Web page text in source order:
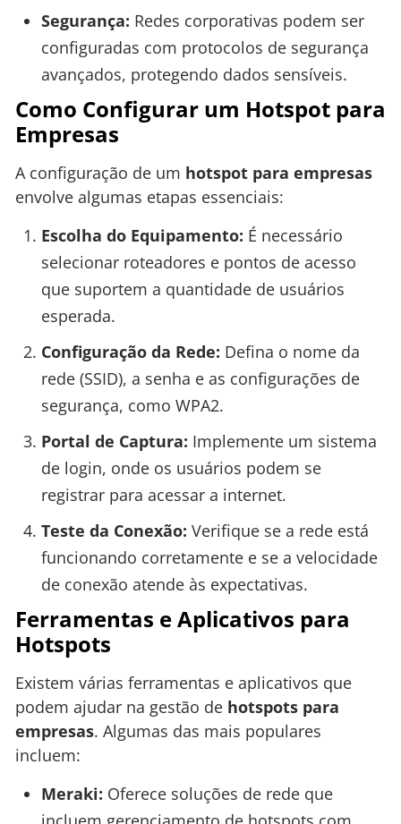
Segurança: Redes corporativas podem ser
configuradas com protocolos de segurança
avançados, protegendo dados sensíveis.
Como Configurar um Hotspot para
Empresas
A configuração de um hotspot para empresas
envolve algumas etapas essenciais:
Escolha do Equipamento: É necessário
selecionar roteadores e pontos de acesso
que suportem a quantidade de usuários
esperada.
Configuração da Rede: Defina o nome da
rede (SSID), a senha e as configurações de
segurança, como WPA2.
Portal de Captura: Implemente um sistema
de login, onde os usuários podem se
registrar para acessar a internet.
Teste da Conexão: Verifique se a rede está
funcionando corretamente e se a velocidade
de conexão atende às expectativas.
Ferramentas e Aplicativos para
Hotspots
Existem várias ferramentas e aplicativos que
podem ajudar na gestão de hotspots para
empresas. Algumas das mais populares
incluem:
Meraki: Oferece soluções de rede que